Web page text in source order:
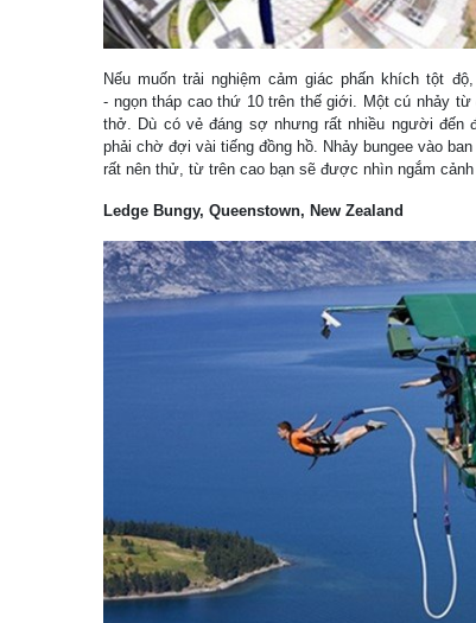
Nếu muốn trải nghiệm cảm giác phấn khích tột
- ngọn tháp cao thứ 10 trên thế giới. Một cú nhảy
thở. Dù có vẻ đáng sợ nhưng rất nhiều người đến
phải chờ đợi vài tiếng đồng hồ. Nhảy bungee vào
rất nên thử, từ trên cao bạn sẽ được nhìn ngắm
Ledge Bungy, Queenstown, New Zealand